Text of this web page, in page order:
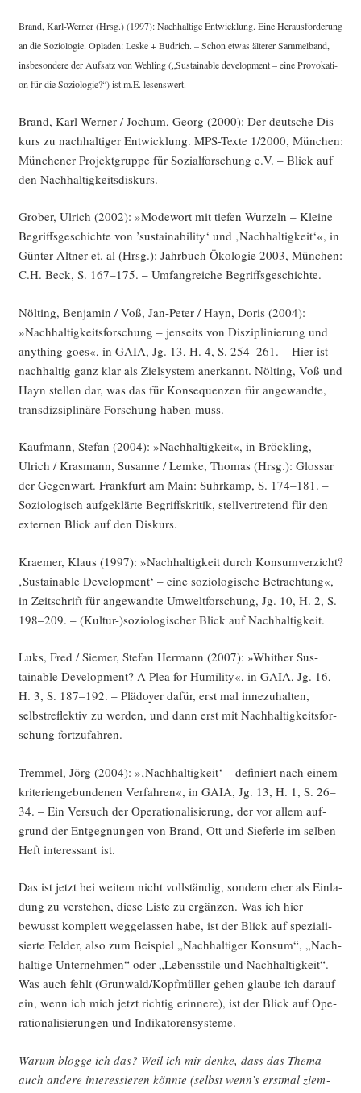
Brand, Karl-Wer­ner (Hrsg.) (1997): Nach­hal­ti­ge Ent­wick­lung. Eine Her­aus­for­de­rung
an die Sozio­lo­gie. Opla­den: Les­ke + Bud­rich. – Schon etwas älte­rer Sam­mel­band,
ins­be­son­de­re der Auf­satz von Weh­ling („Sus­tainable deve­lo­p­ment – eine Pro­vo­ka­ti­
on für die Sozio­lo­gie?“) ist m.E. lesenswert.
Brand, Karl-Wer­ner / Jochum, Georg (2000): Der deut­sche Dis­
kurs zu nach­hal­ti­ger Ent­wick­lung. MPS-Tex­te 1/2000, Mün­chen:
Mün­che­ner Pro­jekt­grup­pe für Sozi­al­for­schung e.V. – Blick auf
den Nachhaltigkeitsdiskurs.
Gro­ber, Ulrich (2002): »Mode­wort mit tie­fen Wur­zeln – Klei­ne
Begriffs­ge­schich­te von ’sus­taina­bi­li­ty‘ und ‚Nach­hal­tig­keit‘«, in
Gün­ter Alt­ner et. al (Hrsg.): Jahr­buch Öko­lo­gie 2003, Mün­chen:
C.H. Beck, S. 167–175. – Umfang­rei­che Begriffsgeschichte.
Nöl­ting, Ben­ja­min / Voß, Jan-Peter / Hayn, Doris (2004):
»Nach­hal­tig­keits­for­schung – jen­seits von Dis­zi­pli­nie­rung und
any­thing goes«, in GAIA, Jg. 13, H. 4, S. 254–261. – Hier ist
nach­hal­tig ganz klar als Ziel­sys­tem aner­kannt. Nöl­ting, Voß und
Hayn stel­len dar, was das für Kon­se­quen­zen für ange­wand­te,
trans­diz­si­pli­nä­re For­schung haben muss.
Kauf­mann, Ste­fan (2004): »Nach­hal­tig­keit«, in Bröck­ling,
Ulrich / Kras­mann, Susan­ne / Lem­ke, Tho­mas (Hrsg.): Glos­sar
der Gegen­wart. Frank­furt am Main: Suhr­kamp, S. 174–181. –
Sozio­lo­gisch auf­ge­klär­te Begriffs­kri­tik, stell­ver­tre­tend für den
exter­nen Blick auf den Diskurs.
Krae­mer, Klaus (1997): »Nach­hal­tig­keit durch Kon­sum­ver­zicht?
‚Sus­tainable Deve­lo­p­ment‘ – eine sozio­lo­gi­sche Betrach­tung«,
in Zeit­schrift für ange­wand­te Umwelt­for­schung, Jg. 10, H. 2, S.
198–209. – (Kultur-)soziologischer Blick auf Nachhaltigkeit.
Luks, Fred / Sie­mer, Ste­fan Her­mann (2007): »Whither Sus­
tainable Deve­lo­p­ment? A Plea for Humi­li­ty«, in GAIA, Jg. 16,
H. 3, S. 187–192. – Plä­doy­er dafür, erst mal inne­zu­hal­ten,
selbst­re­flek­tiv zu wer­den, und dann erst mit Nach­hal­tig­keits­for­
schung fortzufahren.
Trem­mel, Jörg (2004): »‚Nach­hal­tig­keit‘ – defi­niert nach einem
kri­te­ri­en­ge­bun­de­nen Ver­fah­ren«, in GAIA, Jg. 13, H. 1, S. 26–
34. – Ein Ver­such der Ope­ra­tio­na­li­sie­rung, der vor allem auf­
grund der Ent­geg­nun­gen von Brand, Ott und Sie­fer­le im sel­ben
Heft inter­es­sant ist.
Das ist jetzt bei wei­tem nicht voll­stän­dig, son­dern eher als Ein­la­
dung zu ver­ste­hen, die­se Lis­te zu ergän­zen. Was ich hier
bewusst kom­plett weg­ge­las­sen habe, ist der Blick auf spe­zia­li­
sier­te Fel­der, also zum Bei­spiel „Nach­hal­ti­ger Kon­sum“, „Nach­
hal­ti­ge Unter­neh­men“ oder „Lebens­sti­le und Nach­hal­tig­keit“.
Was auch fehlt (Grunwald/Kopfmüller gehen glau­be ich dar­auf
ein, wenn ich mich jetzt rich­tig erin­ne­re), ist der Blick auf Ope­
ra­tio­na­li­sie­run­gen und Indikatorensysteme.
War­um blog­ge ich das? Weil ich mir den­ke, dass das The­ma
auch ande­re inter­es­sie­ren könn­te (selbst wenn’s erst­mal ziem­